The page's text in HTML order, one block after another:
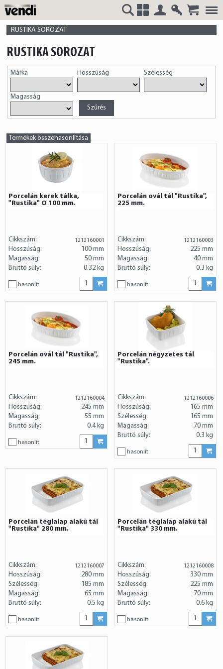
VENDI
HUNGÁRIA
Kft.
RUSTIKA SOROZAT
RUSTIKA SOROZAT
Márka Hosszúság Szélesség
Magasság
Termékek összehasonlítása
Porcelán kerek tálka,
"Rustika" O 100 mm.
Cikkszám: 1212160001
Hosszúság:
100 mm
Magasság:
50 mm
Bruttó súly:
0.32 kg
hasonlít
Porcelán ovál tál "Rustika",
225 mm.
Cikkszám: 1212160003
Hosszúság:
225 mm
Magasság:
40 mm
Bruttó súly:
0.3 kg
hasonlít
Porcelán ovál tál "Rustika",
245 mm.
Cikkszám: 1212160004
Hosszúság:
245 mm
Magasság:
55 mm
Bruttó súly:
0.4 kg
hasonlít
Porcelán négyzetes tál
"Rustika".
Cikkszám: 1212160006
Hosszúság:
165 mm
Szélesség:
165 mm
Magasság:
70 mm
Bruttó súly:
0.3 kg
hasonlít
Porcelán téglalap alakú tál
"Rustika" 280 mm.
Cikkszám: 1212160007
Hosszúság:
280 mm
Szélesség:
185 mm
Magasság:
65 mm
Bruttó súly:
0.5 kg
hasonlít
Porcelán téglalap alakú tál
"Rustika" 330 mm.
Cikkszám: 1212160008
Hosszúság:
330 mm
Szélesség:
225 mm
Magasság:
70 mm
Bruttó súly:
0.6 kg
hasonlít